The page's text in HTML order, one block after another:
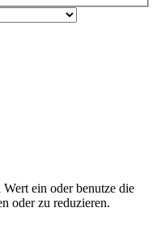
ein oder benutze die
oder zu reduzieren.